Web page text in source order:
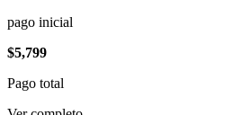
pago inicial
$5,799
Pago total